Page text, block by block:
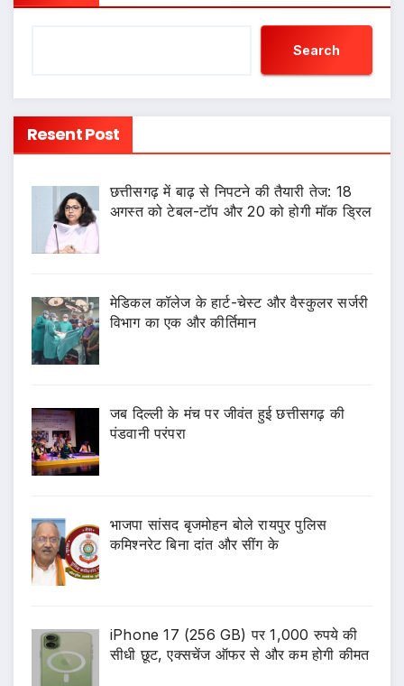
Search
Resent Post
छत्तीसगढ़ में बाढ़ से निपटने की तैयारी तेज: 18
अगस्त को टेबल-टॉप और 20 को होगी मॉक ड्रिल
​मेडिकल कॉलेज के हार्ट-चेस्ट और वैस्कुलर सर्जरी
विभाग का एक और कीर्तिमान
जब दिल्ली के मंच पर जीवंत हुई छत्तीसगढ़ की
पंडवानी परंपरा
भाजपा सांसद बृजमोहन बोले रायपुर पुलिस
कमिश्नरेट बिना दांत और सींग के
iPhone 17 (256 GB) पर 1,000 रुपये की
सीधी छूट, एक्सचेंज ऑफर से और कम होगी कीमत